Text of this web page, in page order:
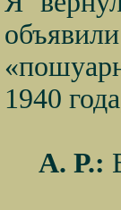
1940
А. Р.: